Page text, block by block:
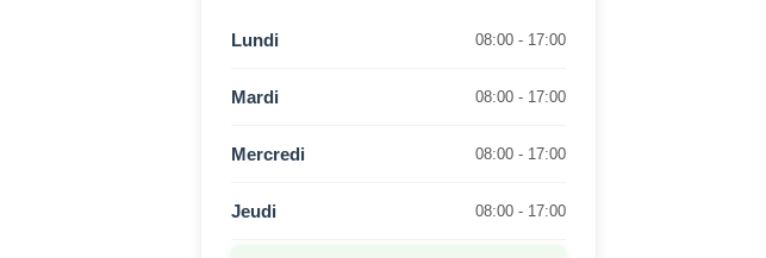
Lundi 08:00 - 17:00
Mardi 08:00 - 17:00
Mercredi 08:00 - 17:00
Jeudi 08:00 - 17:00